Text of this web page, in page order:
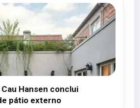
Hansen conclui
pátio externo